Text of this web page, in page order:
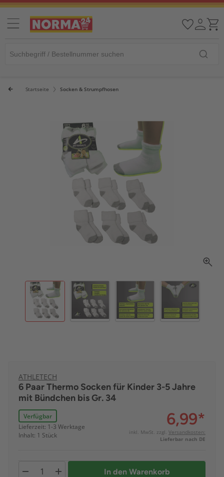
Startseite Socken & Strumpfhosen
ATHLETECH
6 Paar Thermo Socken für Kinder 3-5 Jahre
mit Bündchen bis Gr. 34
Verfügbar
Lieferzeit: 1-3 Werktage
Inhalt: 1 Stück
6,99*
inkl. MwSt. zzgl. Versandkosten:
Lieferbar nach DE
In den Warenkorb